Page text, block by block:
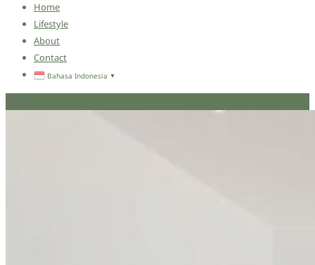
Home
Lifestyle
About
Contact
Bahasa Indonesia ▼